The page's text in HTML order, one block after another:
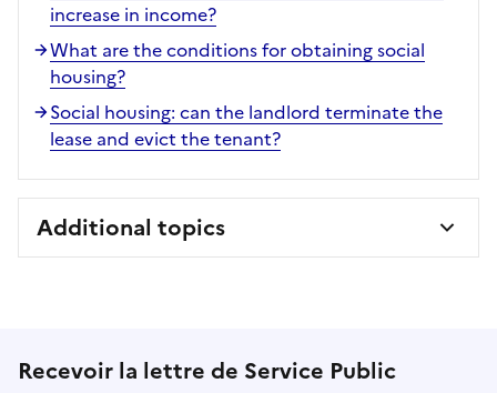
increase in income?
What are the conditions for obtaining social
housing?
Social housing: can the landlord terminate the
lease and evict the tenant?
Additional topics
Recevoir la lettre de Service Public